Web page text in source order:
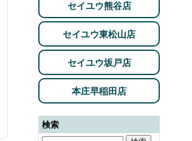
セイユウ熊谷店
セイユウ東松山店
セイユウ坂戸店
本庄早稲田店
検索